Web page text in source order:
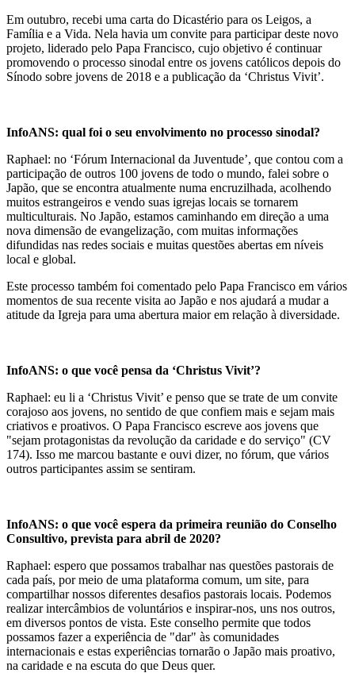
Em outubro, recebi uma carta do Dicastério para os Leigos, a
Família e a Vida. Nela havia um convite para participar deste novo
projeto, liderado pelo Papa Francisco, cujo objetivo é continuar
promovendo o processo sinodal entre os jovens católicos depois do
Sínodo sobre jovens de 2018 e a publicação da ‘Christus Vivit’.
InfoANS: qual foi o seu envolvimento no processo sinodal?
Raphael: no ‘Fórum Internacional da Juventude’, que contou com a
participação de outros 100 jovens de todo o mundo, falei sobre o
Japão, que se encontra atualmente numa encruzilhada, acolhendo
muitos estrangeiros e vendo suas igrejas locais se tornarem
multiculturais. No Japão, estamos caminhando em direção a uma
nova dimensão de evangelização, com muitas informações
difundidas nas redes sociais e muitas questões abertas em níveis
local e global.
Este processo também foi comentado pelo Papa Francisco em vários
momentos de sua recente visita ao Japão e nos ajudará a mudar a
atitude da Igreja para uma abertura maior em relação à diversidade.
InfoANS: o que você pensa da ‘Christus Vivit’?
Raphael: eu li a ‘Christus Vivit’ e penso que se trate de um convite
corajoso aos jovens, no sentido de que confiem mais e sejam mais
criativos e proativos. O Papa Francisco escreve aos jovens que
"sejam protagonistas da revolução da caridade e do serviço" (CV
174). Isso me marcou bastante e ouvi dizer, no fórum, que vários
outros participantes assim se sentiram.
InfoANS: o que você espera da primeira reunião do Conselho
Consultivo, prevista para abril de 2020?
Raphael: espero que possamos trabalhar nas questões pastorais de
cada país, por meio de uma plataforma comum, um site, para
compartilhar nossos diferentes desafios pastorais locais. Podemos
realizar intercâmbios de voluntários e inspirar-nos, uns nos outros,
em diversos pontos de vista. Este conselho permite que todos
possamos fazer a experiência de "dar" às comunidades
internacionais e estas experiências tornarão o Japão mais proativo,
na caridade e na escuta do que Deus quer.